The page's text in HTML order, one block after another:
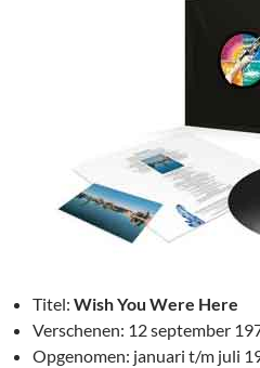
Titel: Wish You Were Here
Verschenen: 12 september
Opgenomen: januari t/m juli